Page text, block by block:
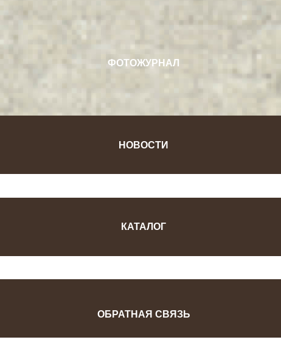
ФОТОЖУРНАЛ
НОВОСТИ
КАТАЛОГ
ОБРАТНАЯ СВЯЗЬ